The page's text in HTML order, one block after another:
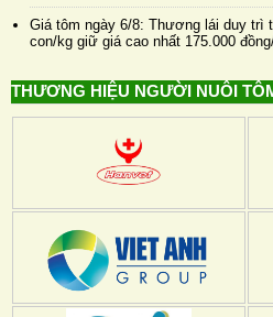
Giá tôm ngày 6/8: Thương lái duy trì
con/kg giữ giá cao nhất 175.000
THƯƠNG HIỆU NGƯỜI NUÔI